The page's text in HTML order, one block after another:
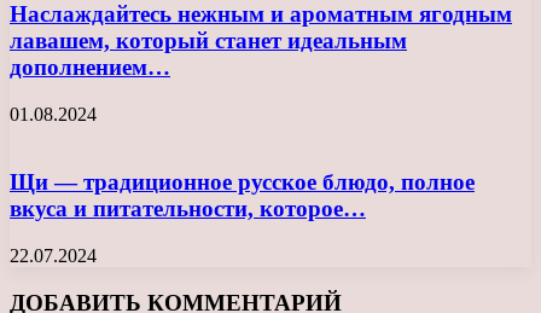
Наслаждайтесь нежным и ароматным ягодным
лавашем, который станет идеальным
дополнением…
01.08.2024
Щи — традиционное русское блюдо, полное
вкуса и питательности, которое…
22.07.2024
ДОБАВИТЬ КОММЕНТАРИЙ